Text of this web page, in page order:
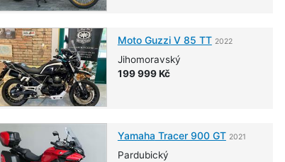
Moto GuzziV 85 TT 2022
Jihomoravský
199 999 Kč
Yamaha Tracer 900 GT 2021
Pardubický